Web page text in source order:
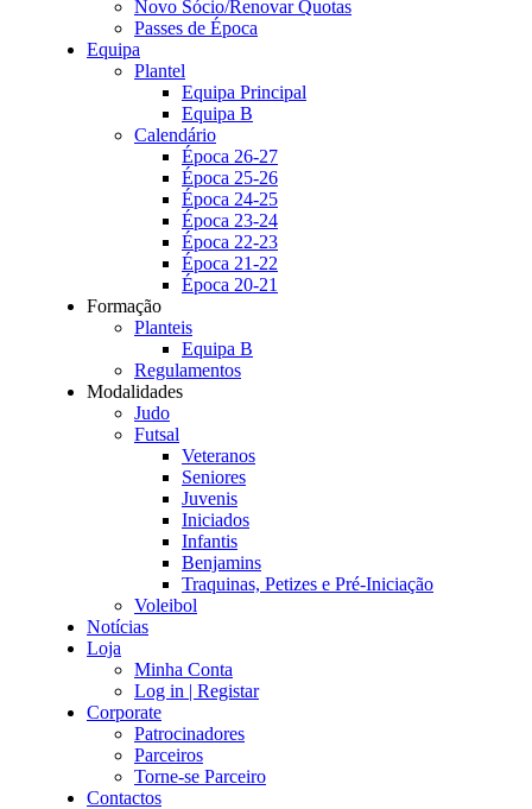
Novo Sócio/Renovar Quotas
Passes de Época
Equipa
Plantel
Equipa Principal
Equipa B
Calendário
Época 26-27
Época 25-26
Época 24-25
Época 23-24
Época 22-23
Época 21-22
Época 20-21
Formação
Planteis
Equipa B
Regulamentos
Modalidades
Judo
Futsal
Veteranos
Seniores
Juvenis
Iniciados
Infantis
Benjamins
Traquinas, Petizes e Pré-Iniciação
Voleibol
Notícias
Loja
Minha Conta
Log in | Registar
Corporate
Patrocinadores
Parceiros
Torne-se Parceiro
Contactos